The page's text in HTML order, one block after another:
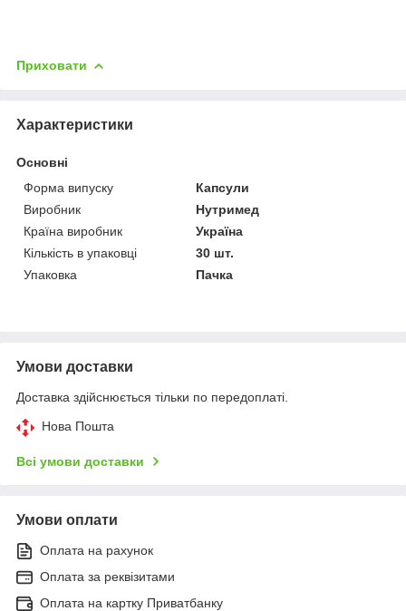
Приховати
Характеристики
Основні
Форма випуску
Капсули
Виробник
Нутримед
Країна виробник
Україна
Кількість в упаковці
30 шт.
Упаковка
Пачка
Умови доставки
Доставка здійснюється тільки по передоплаті.
Нова Пошта
Всі умови доставки
Умови оплати
Оплата на рахунок
Оплата за реквізитами
Оплата на картку Приватбанку